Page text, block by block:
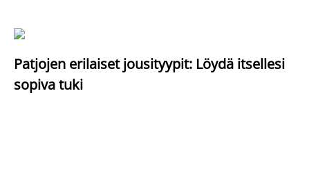
Patjojen erilaiset jousityypit: Löydä itsellesi
sopiva tuki